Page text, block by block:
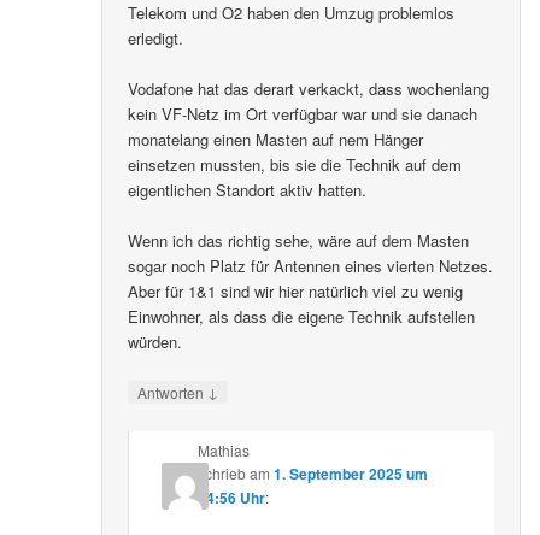
Telekom und O2 haben den Umzug problemlos
erledigt.
Vodafone hat das derart verkackt, dass wochenlang
kein VF-Netz im Ort verfügbar war und sie danach
monatelang einen Masten auf nem Hänger
einsetzen mussten, bis sie die Technik auf dem
eigentlichen Standort aktiv hatten.
Wenn ich das richtig sehe, wäre auf dem Masten
sogar noch Platz für Antennen eines vierten Netzes.
Aber für 1&1 sind wir hier natürlich viel zu wenig
Einwohner, als dass die eigene Technik aufstellen
würden.
Antworten ↓
Mathias
schriebam 1. September 2025 um
14:56 Uhr: